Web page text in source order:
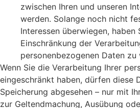
zwischen Ihren und unseren
werden. Solange noch nicht
Interessen überwiegen, haben
Einschränkung der
personenbezogenen Daten zu
Wenn Sie die Verarbeitung Ihrer
eingeschränkt haben, dürfen diese
Speicherung abgesehen – nur mit
zur Geltendmachung, Ausübung